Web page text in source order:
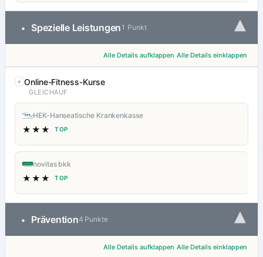
• Spezielle Leistungen 1 Punkt ▾
Alle Details aufklappen Alle Details einklappen
Online-Fitness-Kurse
GLEICHAUF
HEK-Hanseatische Krankenkasse
★★★ TOP
novitas bkk
★★★ TOP
• Prävention4 Punkte ▾
Alle Details aufklappen Alle Details einklappen